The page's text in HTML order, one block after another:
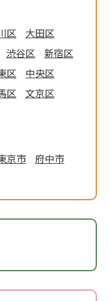
区
大田区
渋谷区
新宿区
区
中央区
区
文京区
京市
府中市